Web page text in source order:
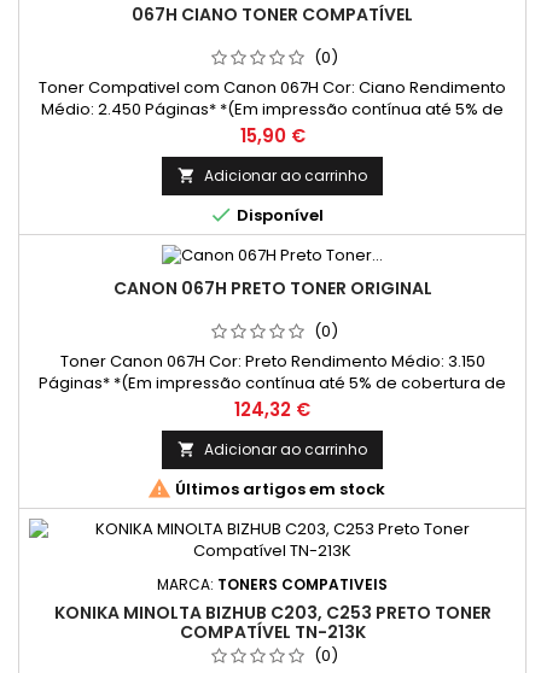
067H CIANO TONER COMPATÍVEL
(0)
Toner Compativel com Canon 067H Cor: Ciano Rendimento
Médio: 2.450 Páginas* *(Em impressão contínua até 5% de
cobertura de uma Folha A4)
Preço
15,90 €
 Adicionar ao carrinho
 Disponível
CANON 067H PRETO TONER ORIGINAL
(0)
Toner Canon 067H Cor: Preto Rendimento Médio: 3.150
Páginas* *(Em impressão contínua até 5% de cobertura de
uma Folha A4)
Preço
124,32 €
 Adicionar ao carrinho
 Últimos artigos em stock
MARCA: TONERS COMPATIVEIS
KONIKA MINOLTA BIZHUB C203, C253 PRETO TONER
COMPATÍVEL TN-213K
(0)